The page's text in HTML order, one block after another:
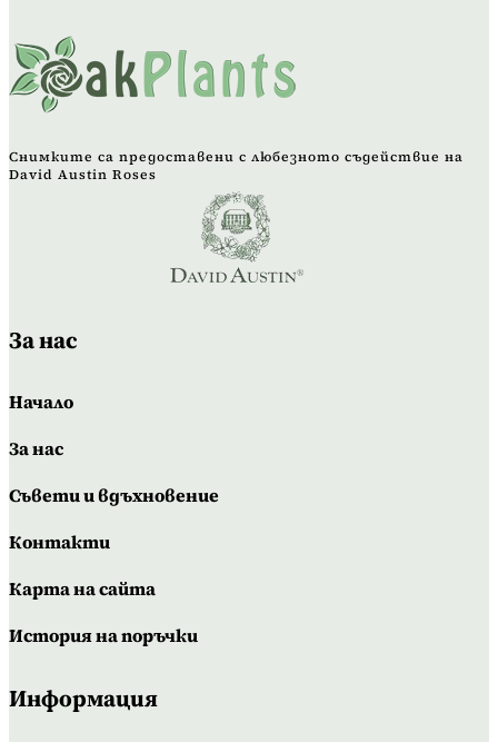
Снимките са предоставени с любезното съдействие на
David Austin Roses
За нас
Начало
За нас
Съвети и вдъхновение
Контакти
Карта на сайта
История на поръчки
Информация